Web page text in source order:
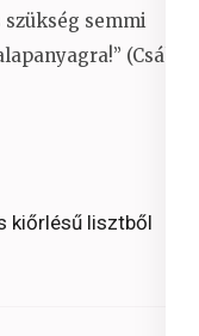
semmi
(Csáky
kiőrlésű lisztből